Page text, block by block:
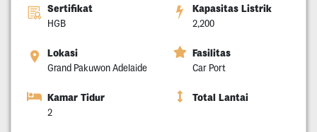
Sertifikat
HGB
Kapasitas Listrik
2,200
Lokasi
Grand Pakuwon Adelaide
Fasilitas
Car Port
Kamar Tidur
2
Total Lantai